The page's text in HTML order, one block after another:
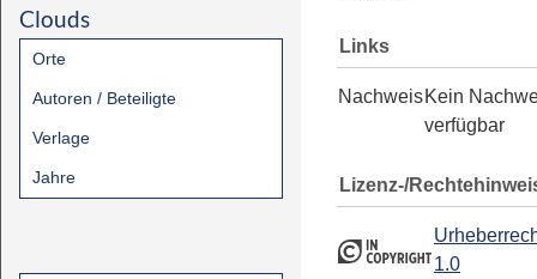
Clouds
Orte
Autoren / Beteiligte
Verlage
Jahre
Links
NachweisKein
verfügbar
Lizenz-/
1.0